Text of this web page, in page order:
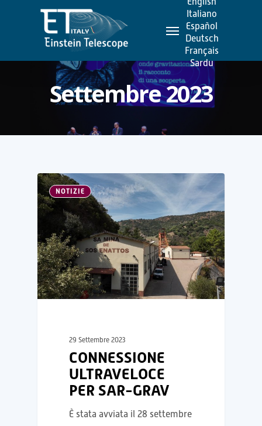
content
Menu
Italiano
Español
Deutsch
Français
Sardu
Settembre 2023
NOTIZIE
29 Settembre 2023
CONNESSIONE
ULTRAVELOCE
PER SAR-GRAV
È stata avviata il 28 settembre